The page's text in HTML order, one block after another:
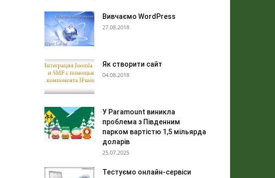
Вивчаємо WordPress
27.08.2018
Як створити сайт
04.08.2018
У Paramount виникла
проблема з Південним
парком вартістю 1,5 мільярда
доларів
25.07.2025
Тестуємо онлайн-сервіси